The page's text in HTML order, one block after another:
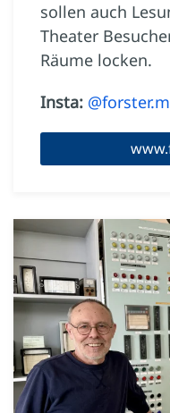
sollen auch
Theater
Räume locken.
Insta: